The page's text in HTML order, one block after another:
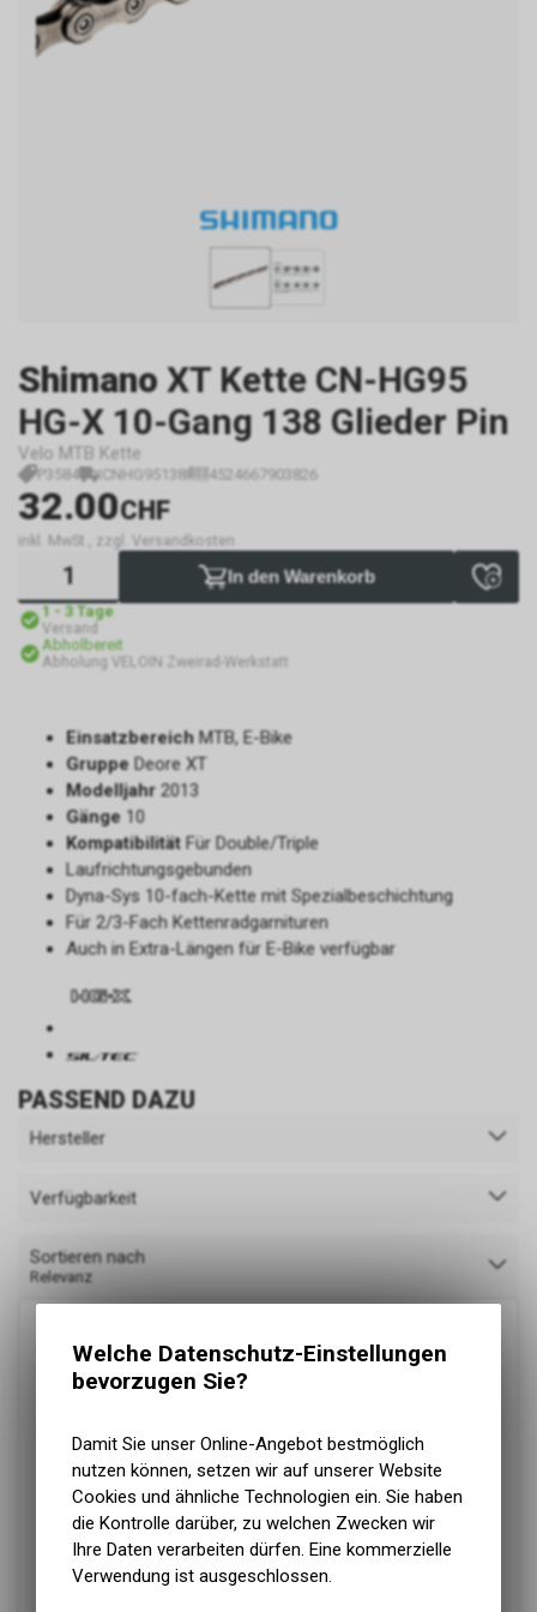
Shimano XT Kette CN-HG95
HG-X 10-Gang 138 Glieder Pin
Velo MTB Kette
P3584 ICNHG95138I 4524667903826
32.00CHF
inkl. MwSt., zzgl. Versandkosten
In den Warenkorb
1 - 3 Tage
Versand
Abholbereit
Abholung VELOIN Zweirad-Werkstatt
Einsatzbereich MTB, E-Bike
Gruppe Deore XT
Modelljahr 2013
Gänge 10
Kompatibilität Für Double/Triple
Laufrichtungsgebunden
Dyna-Sys 10-fach-Kette mit Spezialbeschichtung
Für 2/3-Fach Kettenradgarnituren
Auch in Extra-Längen für E-Bike verfügbar
PASSEND DAZU
Hersteller
Verfügbarkeit
Sortieren nach
Relevanz
Welche Datenschutz-Einstellungen
bevorzugen Sie?
Damit Sie unser Online-Angebot bestmöglich
nutzen können, setzen wir auf unserer Website
Cookies und ähnliche Technologien ein. Sie haben
die Kontrolle darüber, zu welchen Zwecken wir
Ihre Daten verarbeiten dürfen. Eine kommerzielle
Verwendung ist ausgeschlossen.